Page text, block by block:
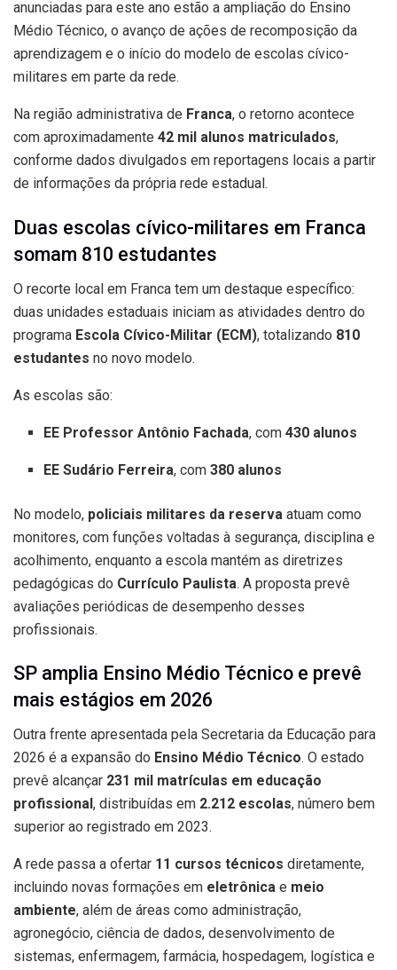
anunciadas para este ano estão a ampliação do Ensino
Médio Técnico, o avanço de ações de recomposição da
aprendizagem e o início do modelo de escolas cívico-
militares em parte da rede.
Na região administrativa de Franca, o retorno acontece
com aproximadamente 42 mil alunos matriculados,
conforme dados divulgados em reportagens locais a partir
de informações da própria rede estadual.
Duas escolas cívico-militares em Franca
somam 810 estudantes
O recorte local em Franca tem um destaque específico:
duas unidades estaduais iniciam as atividades dentro do
programa Escola Cívico-Militar (ECM), totalizando 810
estudantes no novo modelo.
As escolas são:
EE Professor Antônio Fachada, com430 alunos
EE Sudário Ferreira, com380 alunos
No modelo, policiais militares da reserva atuam como
monitores, com funções voltadas à segurança, disciplina e
acolhimento, enquanto a escola mantém as diretrizes
pedagógicas do Currículo Paulista. A proposta prevê
avaliações periódicas de desempenho desses
profissionais.
SP amplia Ensino Médio Técnico e prevê
mais estágios em 2026
Outra frente apresentada pela Secretaria da Educação para
2026 é a expansão do Ensino Médio Técnico. O estado
prevê alcançar 231 mil matrículas em educação
profissional , distribuídas em 2.212 escolas, número bem
superior ao registrado em 2023.
A rede passa a ofertar 11 cursos técnicos diretamente,
incluindo novas formações em eletrônica e meio
ambiente, além de áreas como administração,
agronegócio, ciência de dados, desenvolvimento de
sistemas, enfermagem, farmácia, hospedagem, logística e